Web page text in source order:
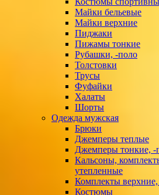
Майки бельевые
Майки верхние
Пиджаки
Пижамы тонкие
Рубашки, -поло
Толстовки
Трусы
Фуфайки
Халаты
Шорты
Одежда мужская
Брюки
Джемперы теплые
Джемперы тонкие, -
Кальсоны,
утепленные
Комплекты верхние,
Костюмы